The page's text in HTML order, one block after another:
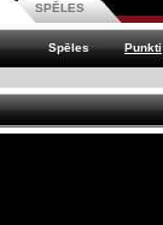
SPĒLES
Spēles Punkti